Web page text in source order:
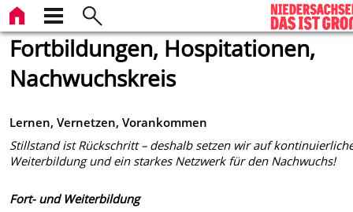
Fortbildungen, Hospitationen,
Nachwuchskreis
Lernen, Vernetzen, Vorankommen
Stillstand ist Rückschritt – deshalb setzen wir auf
Weiterbildung und ein starkes Netzwerk für den Nachwuchs!
Fort- und Weiterbildung